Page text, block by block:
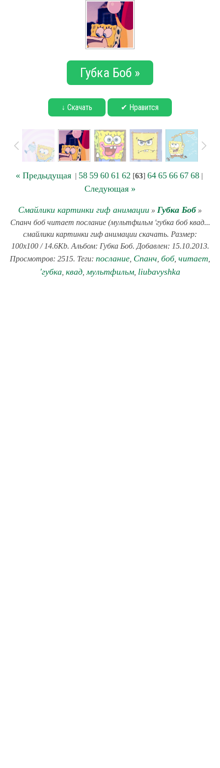
Губка Боб »
↓ Скачать ✔ Нравится
« Предыдущая| 58 59 60 61 62 [63] 64 65 66 67 68|
Следующая »
Смайлики картинки гиф анимации » Губка Боб»
Спанч боб читает послание (мультфильм 'губка боб квад...
смайлики картинки гиф анимации скачать. Размер:
100x100 / 14.6Kb. Альбом: Губка Боб. Добавлен: 15.10.2013.
Просмотров: 2515. Теги: послание Спанч боб, читает
'губка квад мультфильм liubavyshka